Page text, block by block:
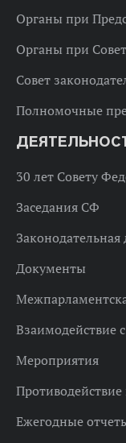
Органы при
Органы при
Совет
Полномочные
30 лет Совету
Заседания СФ
Законодательная
Документы
Взаимодействие
Мероприятия
Ежегодные